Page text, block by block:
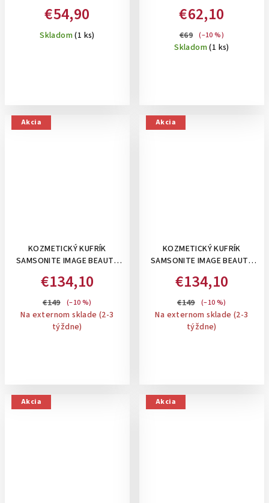
TAŠKA/BATOH POD
SEDADLO 3V1, 26,5 L
€54,90
Skladom(1 ks)
€62,10
€69 (–10 %)
Skladom(1 ks)
Akcia
KOZMETICKÝ KUFRÍK
SAMSONITE IMAGE BEAUTY
€134,10
€149 (–10 %)
Na externom sklade (2-3
týždne)
Akcia
KOZMETICKÝ KUFRÍK
SAMSONITE IMAGE BEAUTY
€134,10
€149 (–10 %)
Na externom sklade (2-3
týždne)
Akcia Akcia